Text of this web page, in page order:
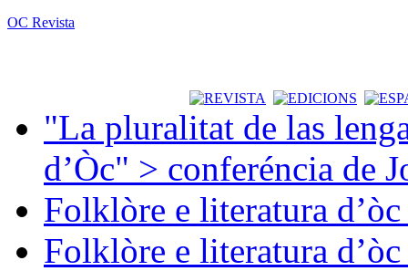
OC Revista
"La pluralitat de las
d’Òc" > conferéncia de
Folklòre e literatura
Folklòre e literatura